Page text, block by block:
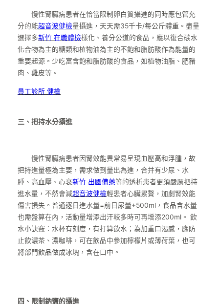
慢性腎臟病患者在恰當限制卵白質攝進的同時應包管充
分的能超音波健檢量攝進，天天需35千卡/每公斤體重。盡量
選擇多新竹 在職體檢樣化、養分公道的食品，應以復合碳水
化合物為主的糖類和植物油為主的不飽和脂肪酸作為能量的
重要起源。少吃富含飽和脂肪酸的食品，如植物油脂、肥豬
肉、雞皮等。
員工診所 健檢
三、把持水分攝進
慢性腎臟病患者因腎效能異常易呈現血壓高和浮腫，故
把持進量極為主要，需求做到量出為進，合并有少尿、水
腫、高血壓、心衰新竹 出國備藥等的透析患者更須嚴厲把持
進水量，不然會減超音波健檢輕患者心臟累贅，加劇腎效能
傷害損失。普通逐日進水量=前日尿量+500ml，食品含水量
也需盤算在內，活動量增添出汗較多時可再增添200ml。 飲
水小訣竅：水杯有刻度，有打算飲水；為加重口渴感，應防
止飲濃茶、濃咖啡，可在飲品中參加檸檬片或薄荷葉，也可
將部門飲品做成冰塊，含在口中。
四、限制鈉鹽的攝進